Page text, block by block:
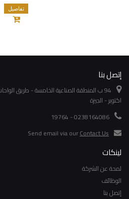
تفاصيل
إتصل بنا
اكتوبر - الجيزة
0238164086 - 19764
Send email via ourContact Us
لينكات
لمحة عن الشركة
الوظائف
إتصل بنا